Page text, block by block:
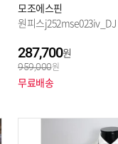
모조에스핀
원피스j252mse023iv_DJ
287,700
959,000
무료배송